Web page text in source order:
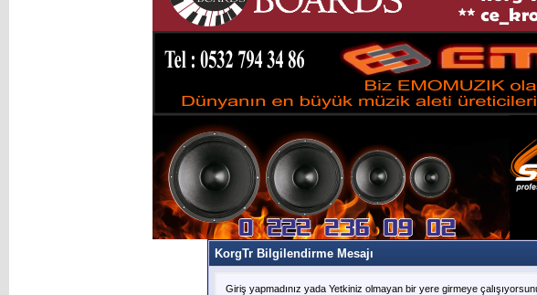
KorgTr Bilgilendirme Mesajı
Giriş yapmadınız yada Yetkiniz olmayan bir yere girmeye